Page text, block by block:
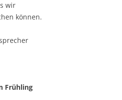
wir
können.
Frühling